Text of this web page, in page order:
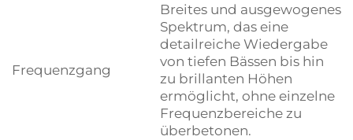
Frequenzgang
Breites und ausgewogenes
Spektrum, das eine
detailreiche Wiedergabe
von tiefen Bässen bis hin
zu brillanten Höhen
ermöglicht, ohne einzelne
Frequenzbereiche zu
überbetonen.